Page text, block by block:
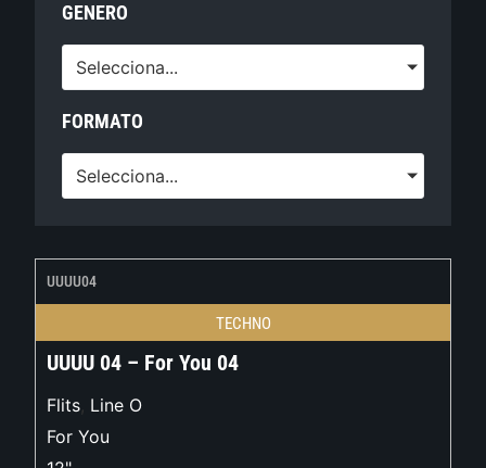
GENERO
Selecciona...
FORMATO
Selecciona...
UUUU04
TECHNO
UUUU 04 – For You 04
Flits, Line O
For You